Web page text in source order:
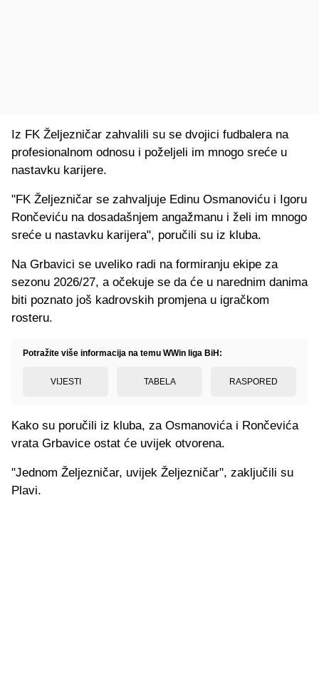
Iz FK Željezničar zahvalili su se dvojici fudbalera na
profesionalnom odnosu i poželjeli im mnogo sreće u
nastavku karijere.
"FK Željezničar se zahvaljuje Edinu Osmanoviću i Igoru
Rončeviću na dosadašnjem angažmanu i želi im mnogo
sreće u nastavku karijera", poručili su iz kluba.
Na Grbavici se uveliko radi na formiranju ekipe za
sezonu 2026/27, a očekuje se da će u narednim danima
biti poznato još kadrovskih promjena u igračkom
rosteru.
Potražite više informacija na temu WWin liga BiH:
VIJESTI TABELA RASPORED
Kako su poručili iz kluba, za Osmanovića i Rončevića
vrata Grbavice ostat će uvijek otvorena.
"Jednom Željezničar, uvijek Željezničar", zaključili su
Plavi.